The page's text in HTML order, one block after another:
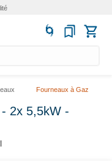
Fourneaux à Gaz
2x 5,5kW -